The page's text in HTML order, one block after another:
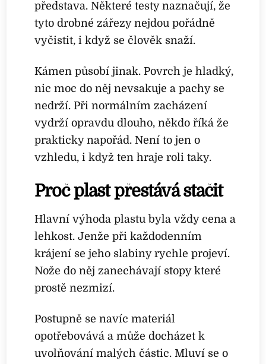
představa. Některé testy naznačují, že
tyto drobné zářezy nejdou pořádně
vyčistit, i když se člověk snaží.
Kámen působí jinak. Povrch je hladký,
nic moc do něj nevsakuje a pachy se
nedrží. Při normálním zacházení
vydrží opravdu dlouho, někdo říká že
prakticky napořád. Není to jen o
vzhledu, i když ten hraje roli taky.
Proč plast přestává stačit
Hlavní výhoda plastu byla vždy cena a
lehkost. Jenže při každodenním
krájení se jeho slabiny rychle projeví.
Nože do něj zanechávají stopy které
prostě nezmizí.
Postupně se navíc materiál
opotřebovává a může docházet k
uvolňování malých částic. Mluví se o